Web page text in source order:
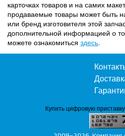
карточках товаров и на самих
продаваемые товары может быть
или бренд изготовителя этой
дополнительной информацией о
можете ознакомиться здесь
Купить цифровую